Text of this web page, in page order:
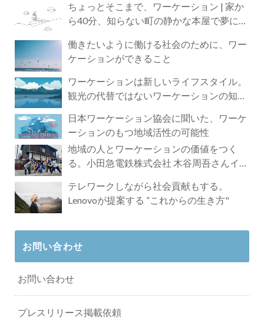
ちょっとそこまで、ワーケーション | 家か
ら40分、知らない町の静かな本屋で夢に近
働きたいように働ける社会のために、ワー
ケーションができること
ワーケーションは新しいライフスタイル。
観光の代替ではないワーケーションの知ら
日本ワーケーション協会に聞いた、ワーケ
ーションのもつ地域活性の可能性
地域の人とワーケーションの価値をつく
る。小田急電鉄株式会社 木谷周吾さんイン
テレワークしながら社会貢献もする。
Lenovoが提案する ”これからの生き方"
お問い合わせ
お問い合わせ
プレスリリース掲載依頼